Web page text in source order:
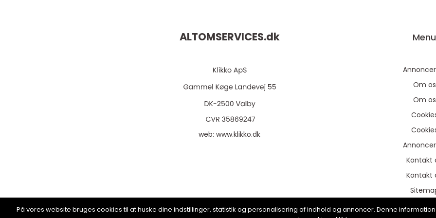
ALTOMSERVICES.dk
web:www.klikko.dk
Menu
Om os
Om os
Kontakt
Kontakt
På vores website bruges cookies til at huske dine indstillinger, statistik og personalisering af indhold og annoncer. Denne